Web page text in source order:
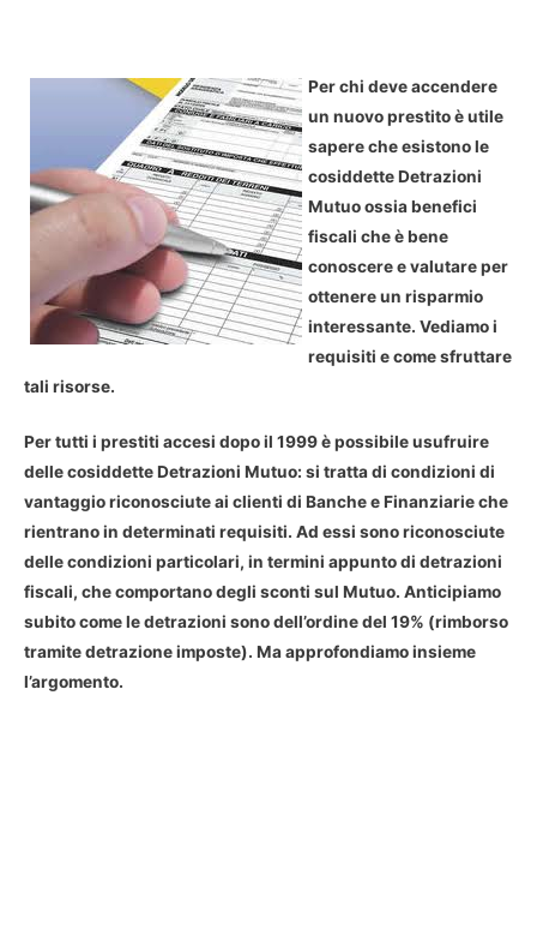
Per chi deve accendere
un nuovo prestito è utile
sapere che esistono le
cosiddette Detrazioni
Mutuo ossia benefici
fiscali che è bene
conoscere e valutare per
ottenere un risparmio
interessante. Vediamo i
requisiti e come sfruttare
tali risorse.
Per tutti i prestiti accesi dopo il 1999 è possibile usufruire
delle cosiddette Detrazioni Mutuo: si tratta di condizioni di
vantaggio riconosciute ai clienti di Banche e Finanziarie che
rientrano in determinati requisiti. Ad essi sono riconosciute
delle condizioni particolari, in termini appunto di detrazioni
fiscali, che comportano degli sconti sul Mutuo. Anticipiamo
subito come le detrazioni sono dell’ordine del 19% (rimborso
tramite detrazione imposte). Ma approfondiamo insieme
l’argomento.